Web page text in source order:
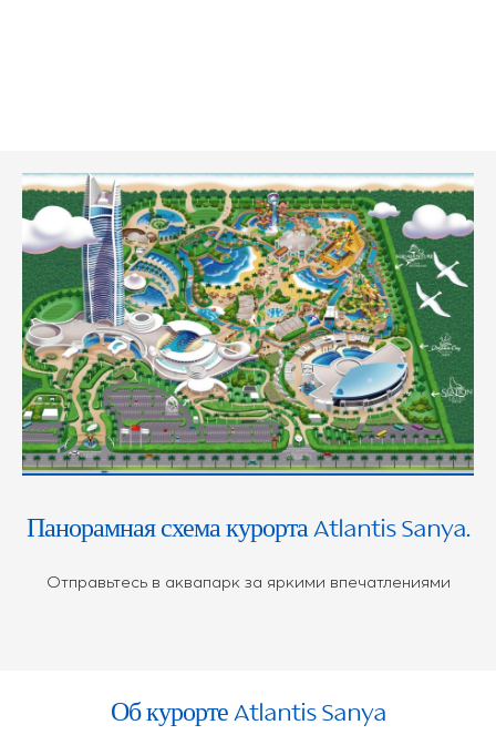
Панорамная схема курорта Atlantis Sanya.
Отправьтесь в аквапарк за яркими впечатлениями
Об курорте Atlantis Sanya